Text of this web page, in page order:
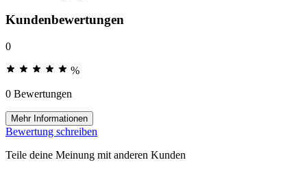
Kundenbewertungen
0
%
0 Bewertungen
Mehr Informationen
Bewertung schreiben
Teile deine Meinung mit anderen Kunden